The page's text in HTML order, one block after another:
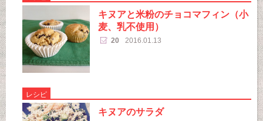
キヌアと米粉のチョコマフィン（小
麦、乳不使用）
20 2016.01.13
レシピ
キヌアのサラダ